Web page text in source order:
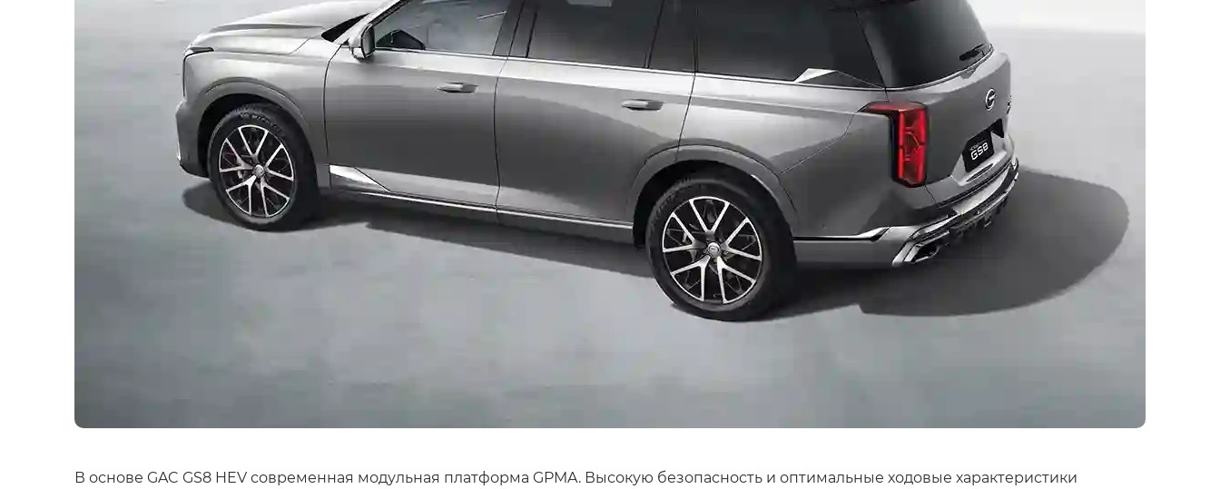
В основе GAC GS8 HEV современная модульная платформа GPMA. Высокую безопасность и оптимальные ходовые характеристики